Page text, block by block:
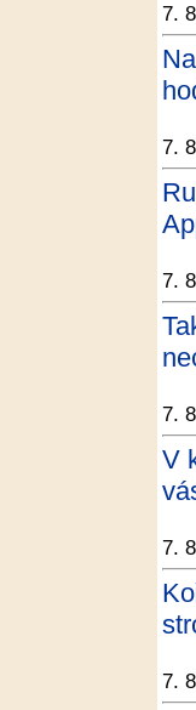
7.
7.
7.
7.
V
7.
7.